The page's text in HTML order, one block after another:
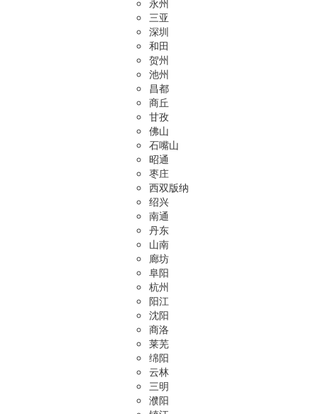
永州
三亚
深圳
和田
贺州
池州
昌都
商丘
甘孜
佛山
石嘴山
昭通
枣庄
西双版纳
绍兴
南通
丹东
山南
廊坊
阜阳
杭州
阳江
沈阳
商洛
莱芜
绵阳
云林
三明
濮阳